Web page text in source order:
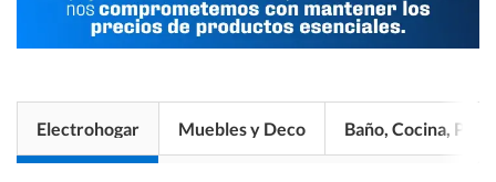
Electrohogar Muebles y Deco Baño, Cocina, Pisos